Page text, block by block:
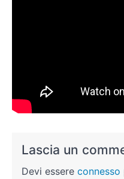
Lascia un
Devi essere connesso